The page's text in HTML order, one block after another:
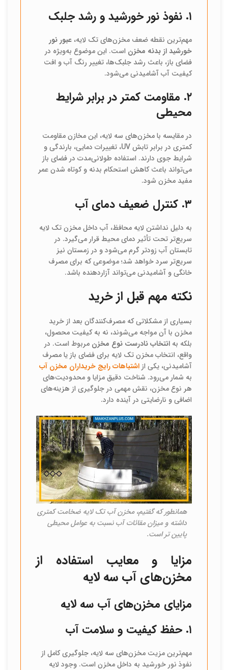
۱. نفوذ نور خورشید و رشد جلبک
مهم‌ترین نقطه ضعف مخزن‌های تک لایه، عبور نور
خورشید از بدنه مخزن است. این موضوع به‌ویژه در
فضای باز، باعث رشد جلبک‌ها، تغییر رنگ آب و افت
کیفیت آب آشامیدنی می‌شود.
۲. مقاومت کمتر در برابر شرایط
محیطی
در مقایسه با مخزن‌های سه لایه، این مخازن مقاومت
کمتری در برابر تابش UV، تغییرات دمایی، بارندگی و
شرایط جوی دارند. استفاده طولانی‌مدت در فضای باز
می‌تواند باعث کاهش استحکام بدنه و کوتاه شدن عمر
مفید مخزن شود.
۳. کنترل ضعیف دمای آب
به دلیل نداشتن لایه محافظ، آب داخل مخزن تک لایه
سریع‌تر تحت تأثیر دمای محیط قرار می‌گیرد. در
تابستان آب زودتر گرم می‌شود و در زمستان نیز
سریع‌تر سرد خواهد شد؛ موضوعی که برای مصرف
خانگی و آشامیدنی می‌تواند آزاردهنده باشد.
نکته مهم قبل از خرید
بسیاری از مشکلاتی که مصرف‌کنندگان بعد از خرید
مخزن با آن مواجه می‌شوند، نه به کیفیت محصول،
بلکه به انتخاب نادرست نوع مخزن مربوط است. در
واقع، انتخاب مخزن تک لایه برای فضای باز یا مصرف
آشامیدنی، یکی از اشتباهات رایج خریداران مخزن آب
به شمار می‌رود. شناخت دقیق مزایا و محدودیت‌های
هر نوع مخزن، نقش مهمی در جلوگیری از هزینه‌های
اضافی و نارضایتی در آینده دارد.
همانطور که گفتیم، مخزن آب تک لایه ضخامت کمتری
داشته و میزان مقائات آب نسبت به عوامل محیطی
پایین تر است.
مزایا و معایب استفاده از
مخزن‌های آب سه لایه
مزایای مخزن‌های آب سه لایه
۱. حفظ کیفیت و سلامت آب
مهم‌ترین مزیت مخزن‌های سه لایه، جلوگیری کامل از
نفوذ نور خورشید به داخل مخزن است. وجود لایه